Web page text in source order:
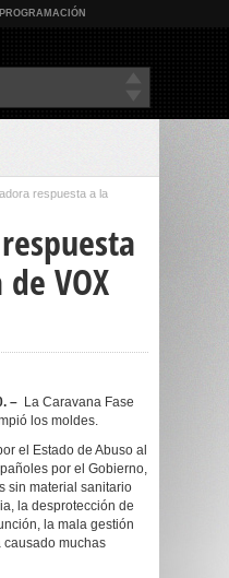
PROGRAMACIÓN
respuesta a la
VOX
– La Caravana Fase
los moldes.
el Estado de Abuso al
por el Gobierno,
sin material sanitario
la desprotección de
la mala gestión
causado muchas